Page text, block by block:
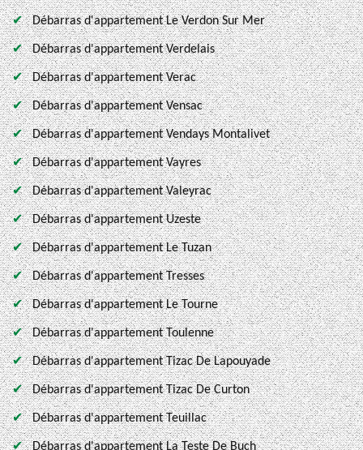
Débarras d'appartement Le Verdon Sur Mer
Débarras d'appartement Verdelais
Débarras d'appartement Verac
Débarras d'appartement Vensac
Débarras d'appartement Vendays Montalivet
Débarras d'appartement Vayres
Débarras d'appartement Valeyrac
Débarras d'appartement Uzeste
Débarras d'appartement Le Tuzan
Débarras d'appartement Tresses
Débarras d'appartement Le Tourne
Débarras d'appartement Toulenne
Débarras d'appartement Tizac De Lapouyade
Débarras d'appartement Tizac De Curton
Débarras d'appartement Teuillac
Débarras d'appartement La Teste De Buch